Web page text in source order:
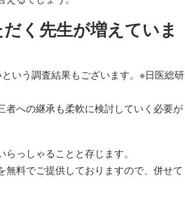
く先生が増えていま
いう調査結果もございます。※日医総研
者への継承も柔軟に検討していく必要が
っしゃることと存じます。
料でご提供しておりますので、併せて